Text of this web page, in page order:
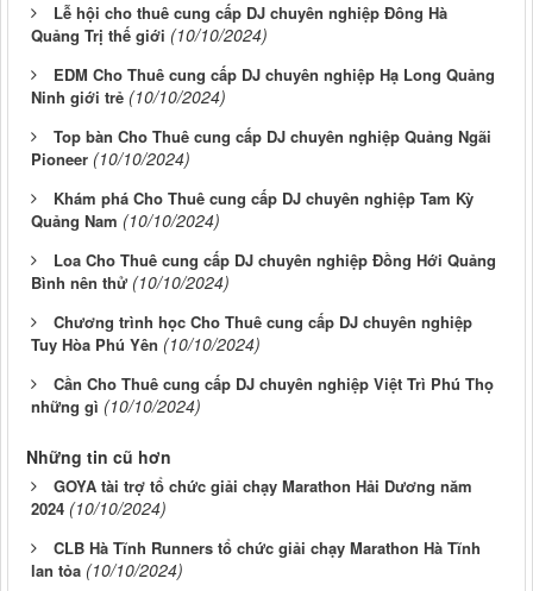
Lễ hội cho thuê cung cấp DJ chuyên nghiệp Đông Hà
Quảng Trị thế giới (10/10/2024)
EDM Cho Thuê cung cấp DJ chuyên nghiệp Hạ Long Quảng
Ninh giới trẻ (10/10/2024)
Top bàn Cho Thuê cung cấp DJ chuyên nghiệp Quảng Ngãi
Pioneer (10/10/2024)
Khám phá Cho Thuê cung cấp DJ chuyên nghiệp Tam Kỳ
Quảng Nam (10/10/2024)
Loa Cho Thuê cung cấp DJ chuyên nghiệp Đồng Hới Quảng
Bình nên thử (10/10/2024)
Chương trình học Cho Thuê cung cấp DJ chuyên nghiệp
Tuy Hòa Phú Yên (10/10/2024)
Cần Cho Thuê cung cấp DJ chuyên nghiệp Việt Trì Phú Thọ
những gì (10/10/2024)
Những tin cũ hơn
GOYA tài trợ tổ chức giải chạy Marathon Hải Dương năm
2024 (10/10/2024)
CLB Hà Tĩnh Runners tổ chức giải chạy Marathon Hà Tĩnh
lan tỏa (10/10/2024)